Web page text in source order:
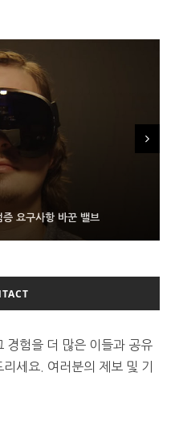
요구사항 바꾼 밸브
이드 장치용 구글 어시스턴트
성전자
경험을 더 많은 이들과 공유
세요. 여러분의 제보 및 기